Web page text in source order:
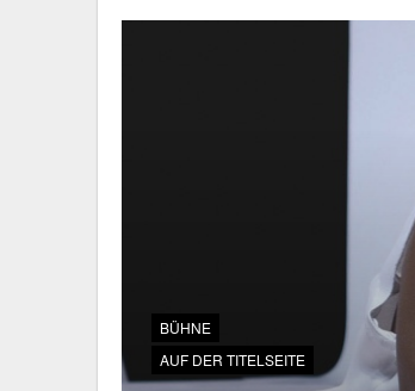
BÜHNE
AUF DER TITELSEITE